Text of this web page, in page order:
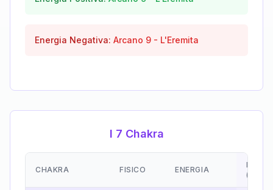
Energia Negativa: Arcano 9 - L'Eremita
I 7 Chakra
CHAKRA FISICO ENERGIA